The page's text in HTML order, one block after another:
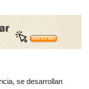
se desarrollan